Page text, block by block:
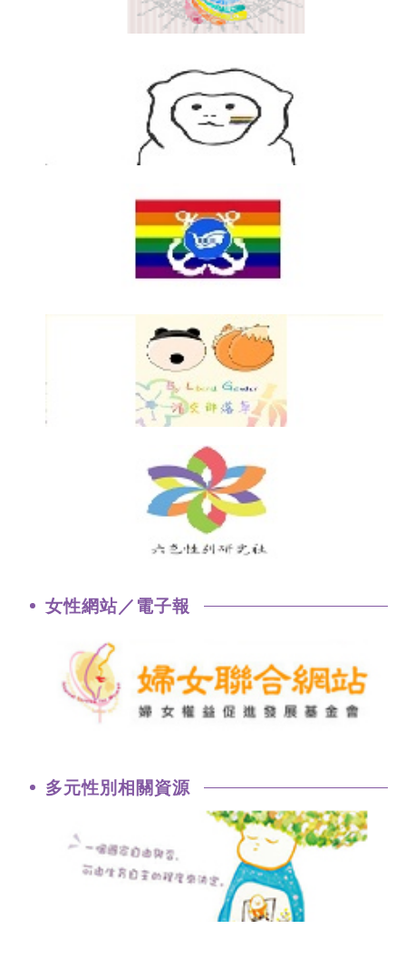
女性網站／電子報
多元性別相關資源